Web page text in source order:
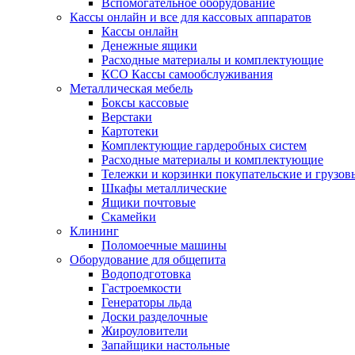
Вспомогательное оборудование
Кассы онлайн и все для кассовых аппаратов
Кассы онлайн
Денежные ящики
Расходные материалы и комплектующие
КСО Кассы самообслуживания
Металлическая мебель
Боксы кассовые
Верстаки
Картотеки
Комплектующие гардеробных систем
Расходные материалы и комплектующие
Тележки и корзинки покупательские и
Шкафы металлические
Ящики почтовые
Скамейки
Клининг
Поломоечные машины
Оборудование для общепита
Водоподготовка
Гастроемкости
Генераторы льда
Доски разделочные
Жироуловители
Запайщики настольные